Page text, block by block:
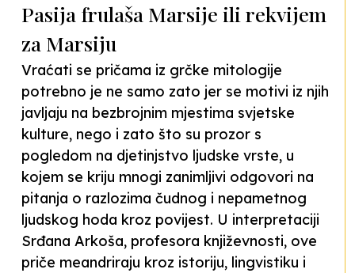
Pasija frulaša Marsije ili rekvijem
za Marsiju
Vraćati se pričama iz grčke mitologije
potrebno je ne samo zato jer se motivi iz njih
javljaju na bezbrojnim mjestima svjetske
kulture, nego i zato što su prozor s
pogledom na djetinjstvo ljudske vrste, u
kojem se kriju mnogi zanimljivi odgovori na
pitanja o razlozima čudnog i nepametnog
ljudskog hoda kroz povijest. U interpretaciji
Srđana Arkoša, profesora književnosti, ove
priče meandriraju kroz istoriju, lingvistiku i